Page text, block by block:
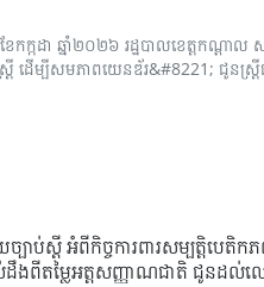
កក្កដា ឆ្នាំ២០២៦ រដ្ឋបាលខេត្តកណ្តា
ដើម្បីសមភាពយេនឌ័រ&#8221; ជូនស្ត្រី
ច្បាប់ស្តី អំពីកិច្ចការពារសម្បត្តិបេ
ងពីតម្លៃអត្តសញ្ញាណជាតិ ជូនដល់